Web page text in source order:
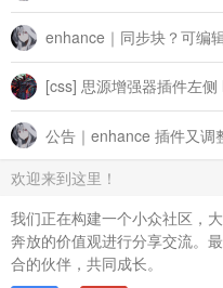
enhance｜同步块？可编
[css] 思源增强器插件左
公告｜enhance 插件又调
欢迎来到这里！
我们正在构建一个小众社区，
奔放的价值观进行分享交流。
合的伙伴，共同成长。